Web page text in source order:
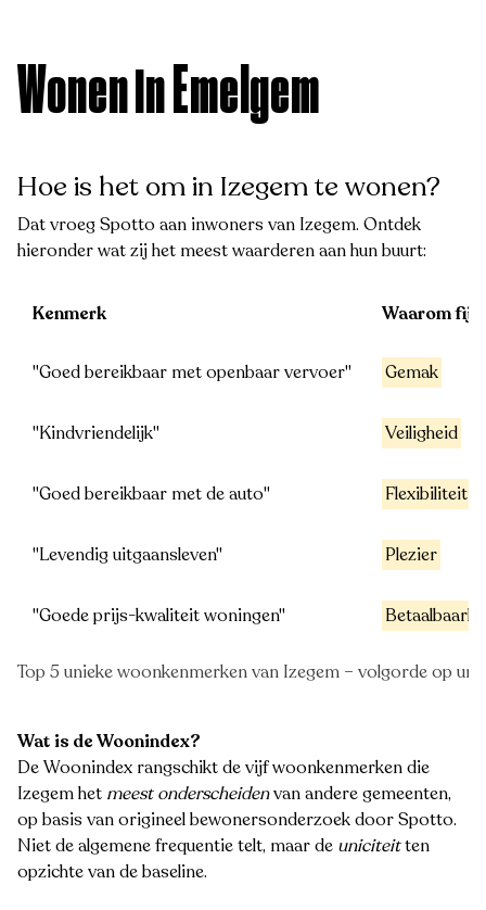
Wonen in Emelgem
Hoe is het om in Izegem te wonen?
Dat vroeg Spotto aan inwoners van Izegem. Ontdek
hieronder wat zij het meest waarderen aan hun buurt:
Top 5 unieke woonkenmerken van Izegem – volgorde op
Kenmerk Waarom
"Goed bereikbaar met openbaar vervoer" Gemak
"Kindvriendelijk" Veiligheid
"Goed bereikbaar met de auto" Flexibiliteit
"Levendig uitgaansleven" Plezier
"Goede prijs-kwaliteit woningen"
Wat is de Woonindex?
De Woonindex rangschikt de vijf woonkenmerken die
Izegem hetmeest onderscheidenvan andere gemeenten,
op basis van origineel bewonersonderzoek door Spotto.
Niet de algemene frequentie telt, maar de uniciteitten
opzichte van de baseline.